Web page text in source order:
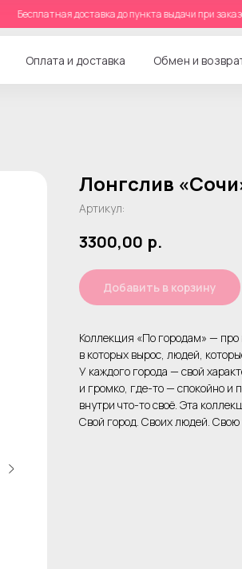
Бесплатная доставка до пункта выдачи при
Оплата и доставка Обмен и
Лонгслив
Артикул:
3300,00 р.
Добавить в корзину
Коллекция «По городам» — про
в которых вырос, людей,
У каждого города — свой
и громко, где-то — спокойно и
внутри что-то своё. Эта
Свой город. Своих людей. Свою